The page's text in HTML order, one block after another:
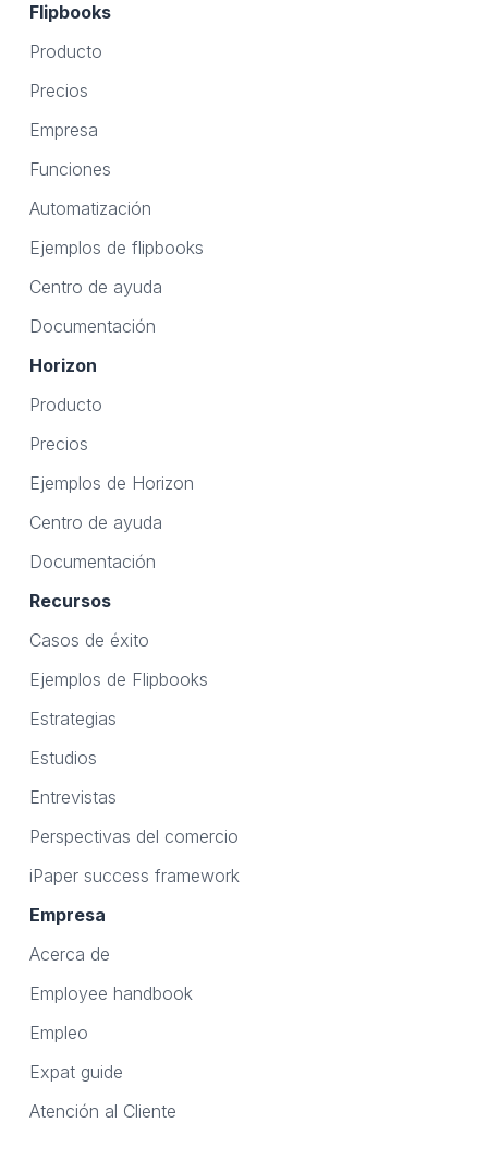
Flipbooks
Producto
Precios
Empresa
Funciones
Automatización
Ejemplos de flipbooks
Centro de ayuda
Documentación
Horizon
Producto
Precios
Ejemplos de Horizon
Centro de ayuda
Documentación
Recursos
Casos de éxito
Ejemplos de Flipbooks
Estrategias
Estudios
Entrevistas
Perspectivas del comercio
iPaper success framework
Empresa
Acerca de
Employee handbook
Empleo
Expat guide
Atención al Cliente